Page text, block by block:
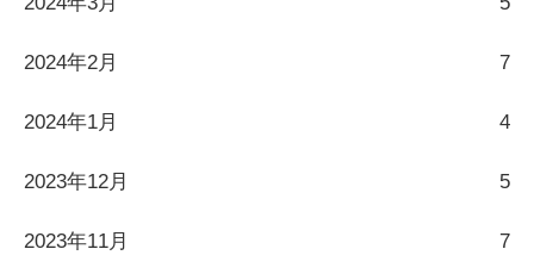
2024年2月 7
2024年1月 4
2023年12月 5
2023年11月 7